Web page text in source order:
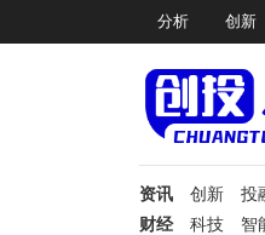
分析 创新
资讯 创新 投
财经
科技 智